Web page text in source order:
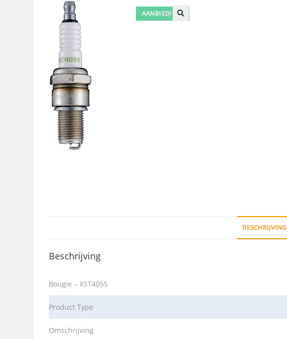
AANBIEDING!
BESCHRIJVING
Beschrijving
Bougie – XST4055
Product Type
Omschrijving